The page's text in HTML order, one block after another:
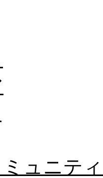
ビスについて
リーグ2026/27シーズン試
3リーグ 2026/27シーズン
ティ
店舗）
ュニティ